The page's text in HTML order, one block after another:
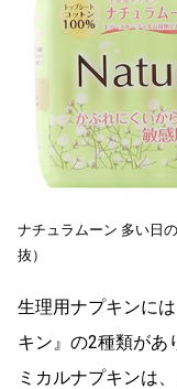
ナチュラムーン 多い日
抜）
生理用ナプキンに
キン』の2種類があ
ミカルナプキンは